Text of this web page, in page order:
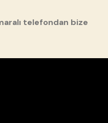
telefondan bize